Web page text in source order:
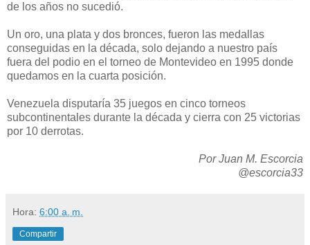
de los años no sucedió.
Un oro, una plata y dos bronces, fueron las medallas
conseguidas en la década, solo dejando a nuestro país
fuera del podio en el torneo de Montevideo en 1995 donde
quedamos en la cuarta posición.
Venezuela disputaría 35 juegos en cinco torneos
subcontinentales durante la década y cierra con 25 victorias
por 10 derrotas.
Por Juan M. Escorcia
@escorcia33
Hora: 6:00 a. m.
Compartir